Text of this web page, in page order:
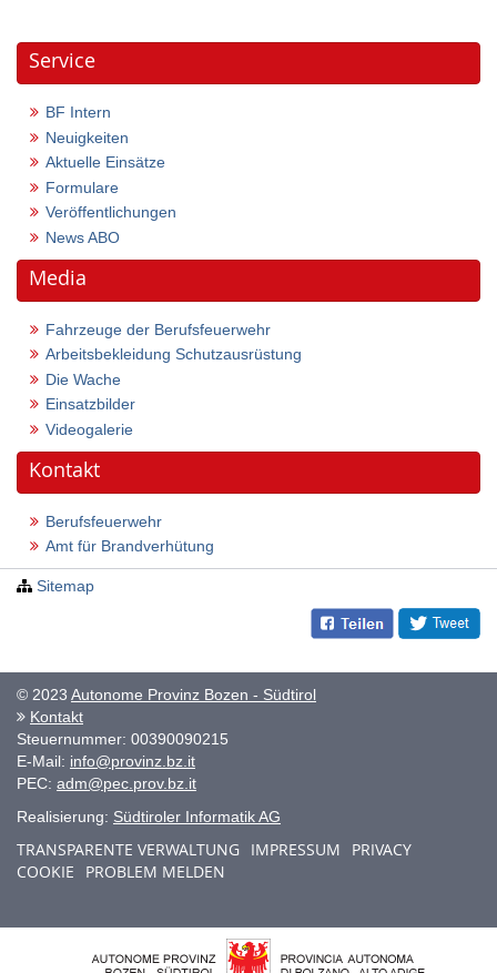
Service
BF Intern
Neuigkeiten
Aktuelle Einsätze
Formulare
Veröffentlichungen
News ABO
Media
Fahrzeuge der Berufsfeuerwehr
Arbeitsbekleidung Schutzausrüstung
Die Wache
Einsatzbilder
Videogalerie
Kontakt
Berufsfeuerwehr
Amt für Brandverhütung
Sitemap
© 2023 Autonome Provinz Bozen - Südtirol
Kontakt
Steuernummer: 00390090215
E-Mail: info@provinz.bz.it
PEC: adm@pec.prov.bz.it
Realisierung: Südtiroler Informatik AG
TRANSPARENTE VERWALTUNG IMPRESSUM
PRIVACY
COOKIE
PROBLEM MELDEN